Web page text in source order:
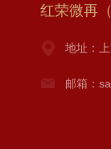
红荣微再
地址：
邮箱：